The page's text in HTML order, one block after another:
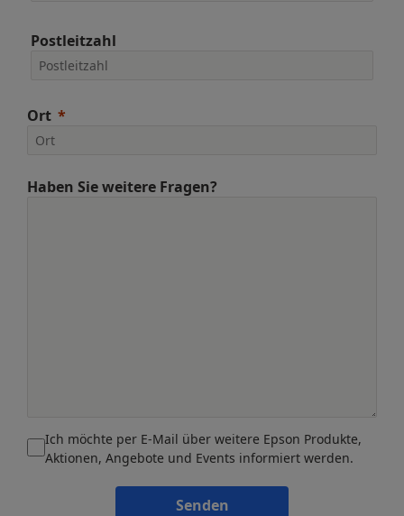
Postleitzahl
Ort
Haben Sie weitere Fragen?
Ich möchte per E-Mail über weitere Epson Produkte,
Aktionen, Angebote und Events informiert werden.
Senden